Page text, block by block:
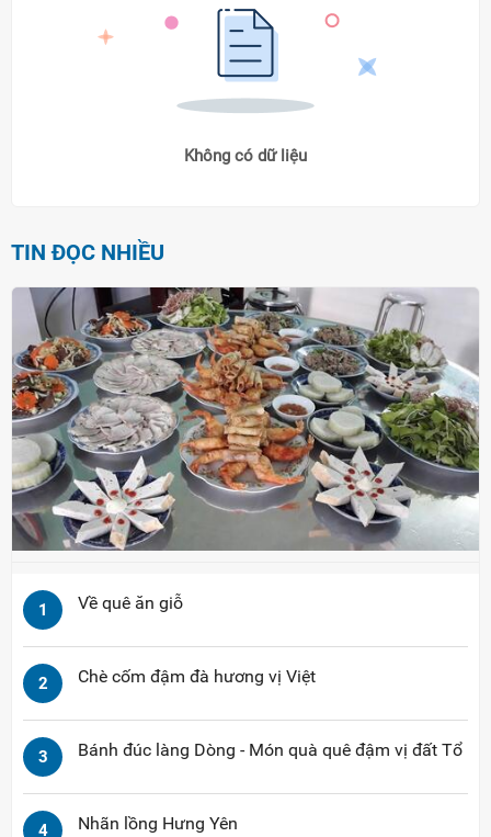
Không có dữ liệu
TIN ĐỌC NHIỀU
1 Về quê ăn giỗ
2 Chè cốm đậm đà hương vị Việt
3 Bánh đúc làng Dòng - Món quà quê đậm vị đất Tổ
4 Nhãn lồng Hưng Yên